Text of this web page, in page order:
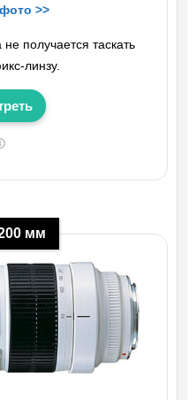
>>
получается таскать
линзу.
мм